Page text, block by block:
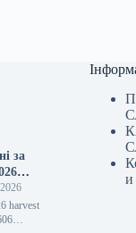
за
harvest
и